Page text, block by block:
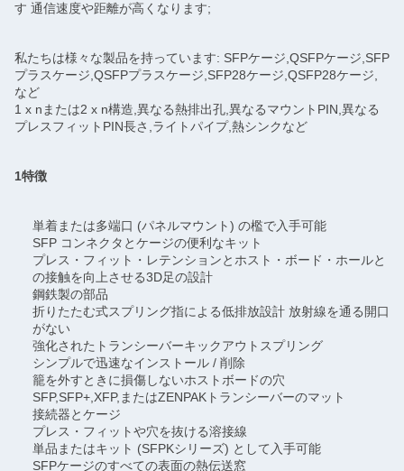
す 通信速度や距離が高くなります;
私たちは様々な製品を持っています: SFPケージ,QSFPケージ,SFP
プラスケージ,QSFPプラスケージ,SFP28ケージ,QSFP28ケージ,
など
1 x nまたは2 x n構造,異なる熱排出孔,異なるマウントPIN,異なる
プレスフィットPIN長さ,ライトパイプ,熱シンクなど
1特徴
単着または多端口 (パネルマウント) の檻で入手可能
SFP コンネクタとケージの便利なキット
プレス・フィット・レテンションとホスト・ボード・ホールと
の接触を向上させる3D足の設計
鋼鉄製の部品
折りたたむ式スプリング指による低排放設計 放射線を通る開口
がない
強化されたトランシーバーキックアウトスプリング
シンプルで迅速なインストール / 削除
籠を外すときに損傷しないホストボードの穴
SFP,SFP+,XFP,またはZENPAKトランシーバーのマット
接続器とケージ
プレス・フィットや穴を抜ける溶接線
単品またはキット (SFPKシリーズ) として入手可能
SFPケージのすべての表面の熱伝送窓